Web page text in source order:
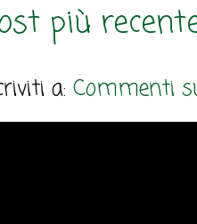
più
a: Commenti